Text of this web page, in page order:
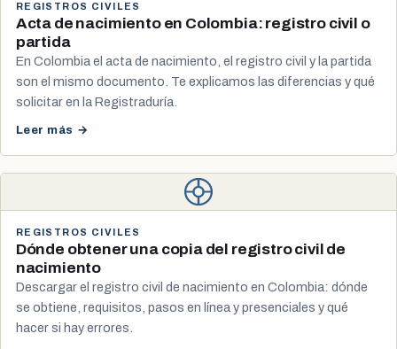
REGISTROS CIVILES
Acta de nacimiento en Colombia: registro civil o
partida
En Colombia el acta de nacimiento, el registro civil y la partida
son el mismo documento. Te explicamos las diferencias y qué
solicitar en la Registraduría.
Leer más →
REGISTROS CIVILES
Dónde obtener una copia del registro civil de
nacimiento
Descargar el registro civil de nacimiento en Colombia: dónde
se obtiene, requisitos, pasos en línea y presenciales y qué
hacer si hay errores.